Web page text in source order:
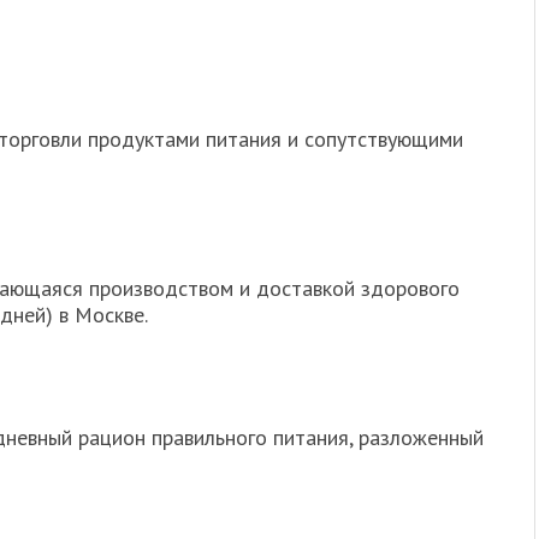
продуктами питания и сопутствующими
производством и доставкой здорового
в Москве.
рацион правильного питания, разложенный